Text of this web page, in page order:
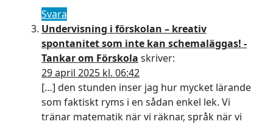
Svara
Undervisning i förskolan – kreativ
spontanitet som inte kan schemaläggas! -
Tankar om Förskola skriver:
29 april 2025 kl. 06:42
[…] den stunden inser jag hur mycket lärande
som faktiskt ryms i en sådan enkel lek. Vi
tränar matematik när vi räknar, språk när vi